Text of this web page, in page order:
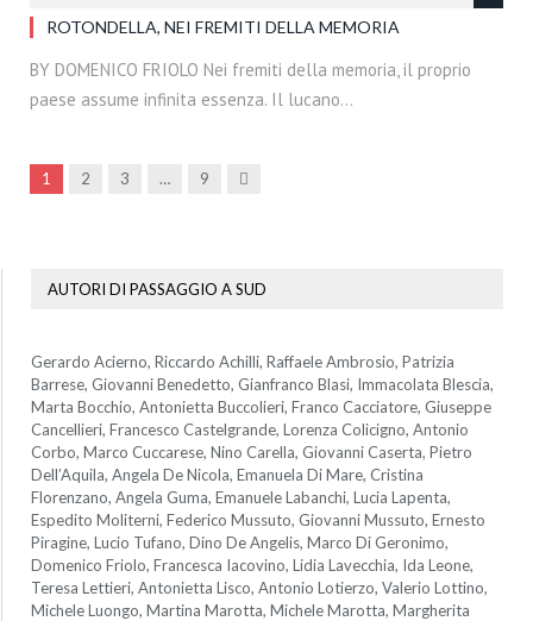
ROTONDELLA, NEI FREMITI DELLA MEMORIA
BY DOMENICO FRIOLO Nei fremiti della memoria, il proprio
paese assume infinita essenza. Il lucano…
1 2 3 … 9 Prossima
AUTORI DI PASSAGGIO A SUD
Gerardo Acierno, Riccardo Achilli, Raffaele Ambrosio, Patrizia
Barrese, Giovanni Benedetto, Gianfranco Blasi, Immacolata Blescia,
Marta Bocchio, Antonietta Buccolieri, Franco Cacciatore, Giuseppe
Cancellieri, Francesco Castelgrande, Lorenza Colicigno, Antonio
Corbo, Marco Cuccarese, Nino Carella, Giovanni Caserta, Pietro
Dell’Aquila, Angela De Nicola, Emanuela Di Mare, Cristina
Florenzano, Angela Guma, Emanuele Labanchi, Lucia Lapenta,
Espedito Moliterni, Federico Mussuto, Giovanni Mussuto, Ernesto
Piragine, Lucio Tufano, Dino De Angelis, Marco Di Geronimo,
Domenico Friolo, Francesca Iacovino, Lidia Lavecchia, Ida Leone,
Teresa Lettieri, Antonietta Lisco, Antonio Lotierzo, Valerio Lottino,
Michele Luongo, Martina Marotta, Michele Marotta, Margherita